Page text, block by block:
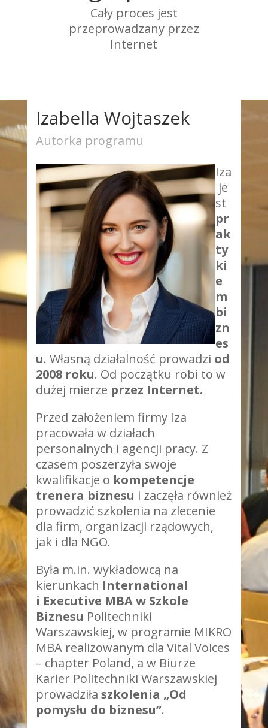
Cały proces jest
przeprowadzany przez
Internet
Izabella Wojtaszek
Autorka programu
Iza
je
st
pr
ak
ty
ki
e
m
bi
zn
es
u. Własną działalność prowadzi od
2008 roku. Od początku robi to w
dużej mierze przez Internet.
Przed założeniem firmy Iza
pracowała w działach
personalnych i agencji pracy. Z
czasem poszerzyła swoje
kwalifikacje o kompetencje
trenera biznesu i zaczęła również
prowadzić szkolenia na zlecenie
dla firm, organizacji rządowych,
jak i dla NGO.
Była m.in. wykładowcą na
kierunkach International
i Executive MBA w Szkole
Biznesu Politechniki
Warszawskiej, w programie MIKRO
MBA realizowanym dla Vital Voices
– chapter Poland, a w Biurze
Karier Politechniki Warszawskiej
prowadziła szkolenia „Od
pomysłu do biznesu”.